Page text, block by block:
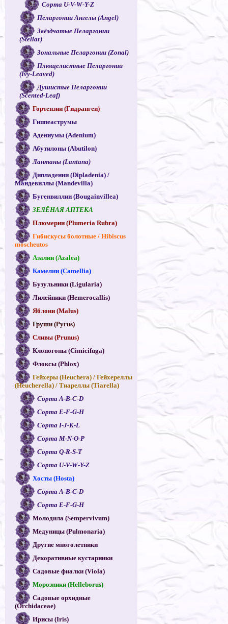
Сорта U-V-W-Y-Z
Пеларгонии Ангелы (Angel)
Звёздчатые Пеларгонии
(Stellar)
Зональные Пеларгонии (Zonal)
Плющелистные Пеларгонии
(Ivy-Leaved)
Душистые Пеларгонии
(Scented-Leaf)
Гортензии (Гидрангеи)
Гиппеаструмы
Адениумы (Adenium)
Абутилоны (Abutilon)
Лантаны (Lantana)
Дипладении (Dipladenia) /
Мандевиллы (Mandevilla)
Бугенвиллии (Bougainvillea)
ЗЕЛЁНАЯ АПТЕКА
Плюмерии (Plumeria Rubra)
Гибискусы болотные / Hibiscus
moscheutos
Азалии (Azalea)
Камелии (Camellia)
Бузульники (Ligularia)
Лилейники (Hemerocallis)
Яблони (Malus)
Груши (Pyrus)
Сливы (Prunus)
Клопогоны (Cimicifuga)
Флоксы (Phlox)
Гейхеры (Heuchera) / Гейхереллы
(Heucherella) / Тиареллы (Tiarella)
Сорта A-B-C-D
Сорта E-F-G-H
Сорта I-J-K-L
Сорта M-N-O-P
Сорта Q-R-S-T
Сорта U-V-W-Y-Z
Хосты (Hosta)
Сорта A-B-C-D
Сорта E-F-G-H
Молодила (Sempervivum)
Медуницы (Pulmonaria)
Другие многолетники
Декоративные кустарники
Садовые фиалки (Viola)
Морозники (Helleborus)
Садовые орхидные
(Orchidaceae)
Ирисы (Iris)